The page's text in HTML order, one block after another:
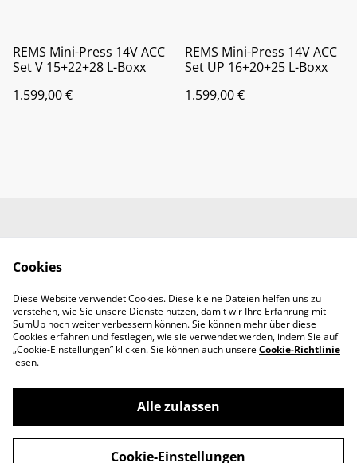
REMS Mini-Press 14V ACC
Set V 15+22+28 L-Boxx
1.599,00 €
REMS Mini-Press 14V ACC
Set UP 16+20+25 L-Boxx
1.599,00 €
Kontaktieren Sie uns
Rechtliche
Datenschutzbestimm
Handwerkerbedarf
RMMS Abendroth
©2026Handwerkerbedarf Abendroth
Cookies
Diese Website verwendet Cookies. Diese kleine Dateien helfen uns zu
verstehen, wie Sie unsere Dienste nutzen, damit wir Ihre Erfahrung mit
SumUp noch weiter verbessern können. Sie können mehr über diese
Cookies erfahren und festlegen, wie sie verwendet werden, indem Sie auf
„Cookie-Einstellungen” klicken. Sie können auch unsereCookie-Richtlinie
lesen.
Alle zulassen
Cookie-Einstellungen